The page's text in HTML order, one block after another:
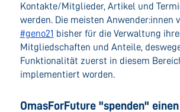
Kontakte/Mitglieder, Artikel und
werden. Die meisten Anwender:innen
#geno21 bisher für die Verwaltung
Mitgliedschaften und Anteile,
Funktionalität zuerst in diesem
implementiert worden.
OmasForFuture "spenden"